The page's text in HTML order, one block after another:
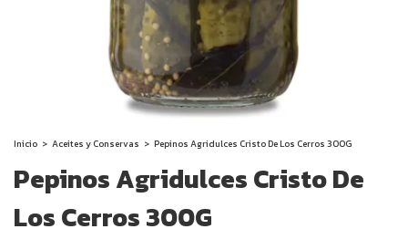
Inicio > Aceites y Conservas > Pepinos Agridulces Cristo De Los Cerros 300G
Pepinos Agridulces Cristo De
Los Cerros 300G